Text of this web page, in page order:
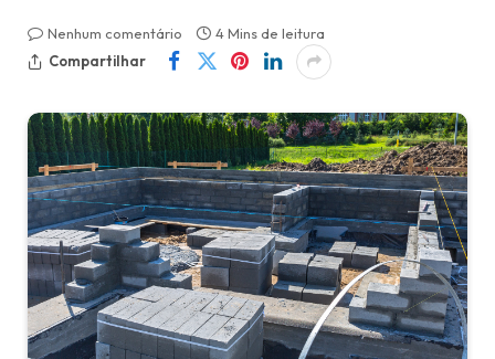
Nenhum comentário
4 Mins de leitura
Compartilhar